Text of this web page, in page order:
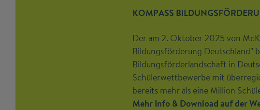
KOMPASS
Der am 2. Oktober 2025 von
Bildungsförderung Deutschland"
Bildungsförderlandschaft in
Schülerwettbewerbe mit
bereits mehr als eine Million
Mehr Info & Download auf der